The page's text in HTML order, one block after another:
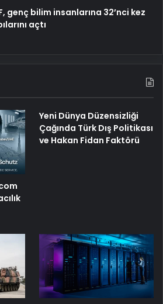
genç bilim insanlarına 32’nci kez
açtı
Yeni Dünya Düzensizliği
Çağında Türk Dış Politikası
ve Hakan Fidan Faktörü